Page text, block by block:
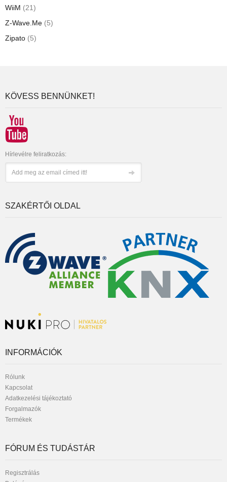
WiiM (21)
Z-Wave.Me (5)
Zipato (5)
KÖVESS BENNÜNKET!
Hírlevélre feliratkozás:
SZAKÉRTŐI OLDAL
INFORMÁCIÓK
Rólunk
Kapcsolat
Adatkezelési tájékoztató
Forgalmazók
Termékek
FÓRUM ÉS TUDÁSTÁR
Regisztrálás